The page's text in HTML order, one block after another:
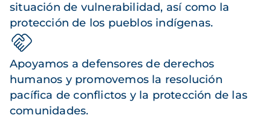
situación de vulnerabilidad, así como la
protección de los pueblos indígenas.
Apoyamos a defensores de derechos
humanos y promovemos la resolución
pacífica de conflictos y la protección de las
comunidades.